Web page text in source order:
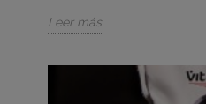
Leer más